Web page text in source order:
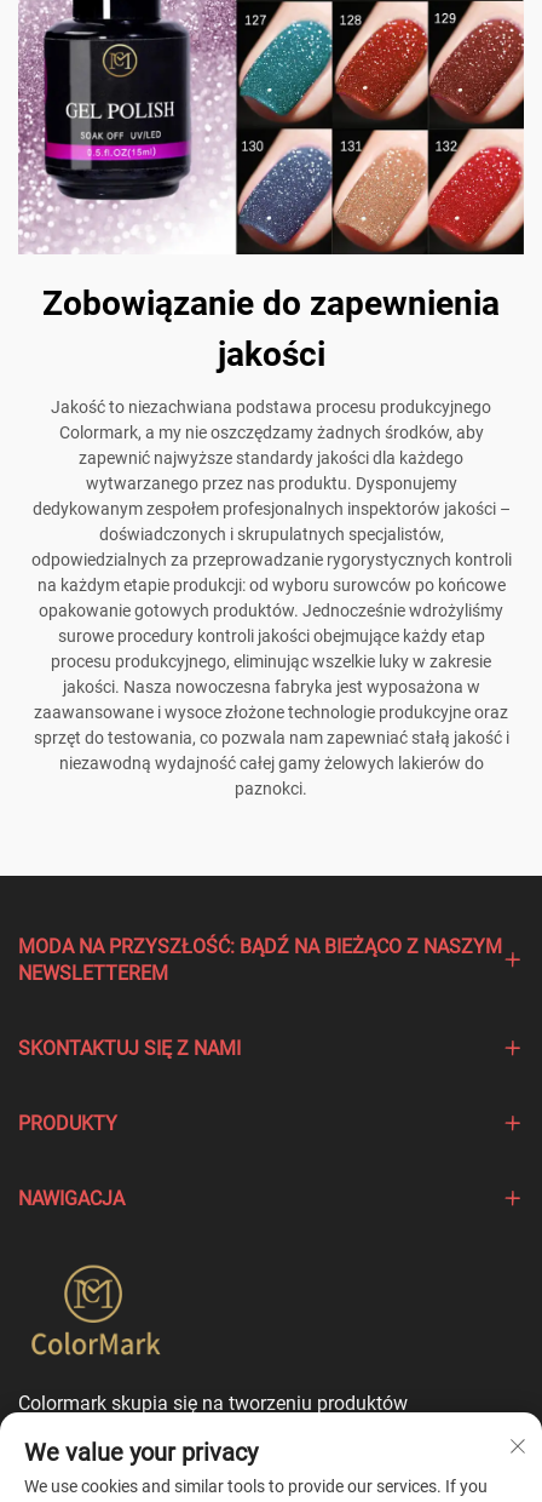
Zobowiązanie do zapewnienia
jakości
Jakość to niezachwiana podstawa procesu produkcyjnego
Colormark, a my nie oszczędzamy żadnych środków, aby
zapewnić najwyższe standardy jakości dla każdego
wytwarzanego przez nas produktu. Dysponujemy
dedykowanym zespołem profesjonalnych inspektorów jakości –
doświadczonych i skrupulatnych specjalistów,
odpowiedzialnych za przeprowadzanie rygorystycznych kontroli
na każdym etapie produkcji: od wyboru surowców po końcowe
opakowanie gotowych produktów. Jednocześnie wdrożyliśmy
surowe procedury kontroli jakości obejmujące każdy etap
procesu produkcyjnego, eliminując wszelkie luky w zakresie
jakości. Nasza nowoczesna fabryka jest wyposażona w
zaawansowane i wysoce złożone technologie produkcyjne oraz
sprzęt do testowania, co pozwala nam zapewniać stałą jakość i
niezawodną wydajność całej gamy żelowych lakierów do
paznokci.
MODA NA PRZYSZŁOŚĆ: BĄDŹ NA BIEŻĄCO Z NASZYM
NEWSLETTEREM
SKONTAKTUJ SIĘ Z NAMI
PRODUKTY
NAWIGACJA
Colormark skupia się na tworzeniu produktów
usługi dostosowania w trybie jednego punktu
kontaktowego.
We value your privacy
We use cookies and similar tools to provide our services. If you